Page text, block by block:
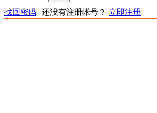
找回密码 | 还没有注册帐号？ 立即注册